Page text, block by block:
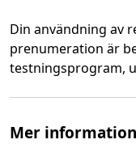
Din användning av
prenumeration är
testningsprogram,
Mer